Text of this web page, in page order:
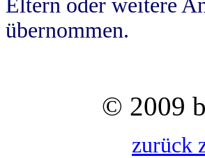
Eltern oder weitere
übernommen.
© 2009
zurück